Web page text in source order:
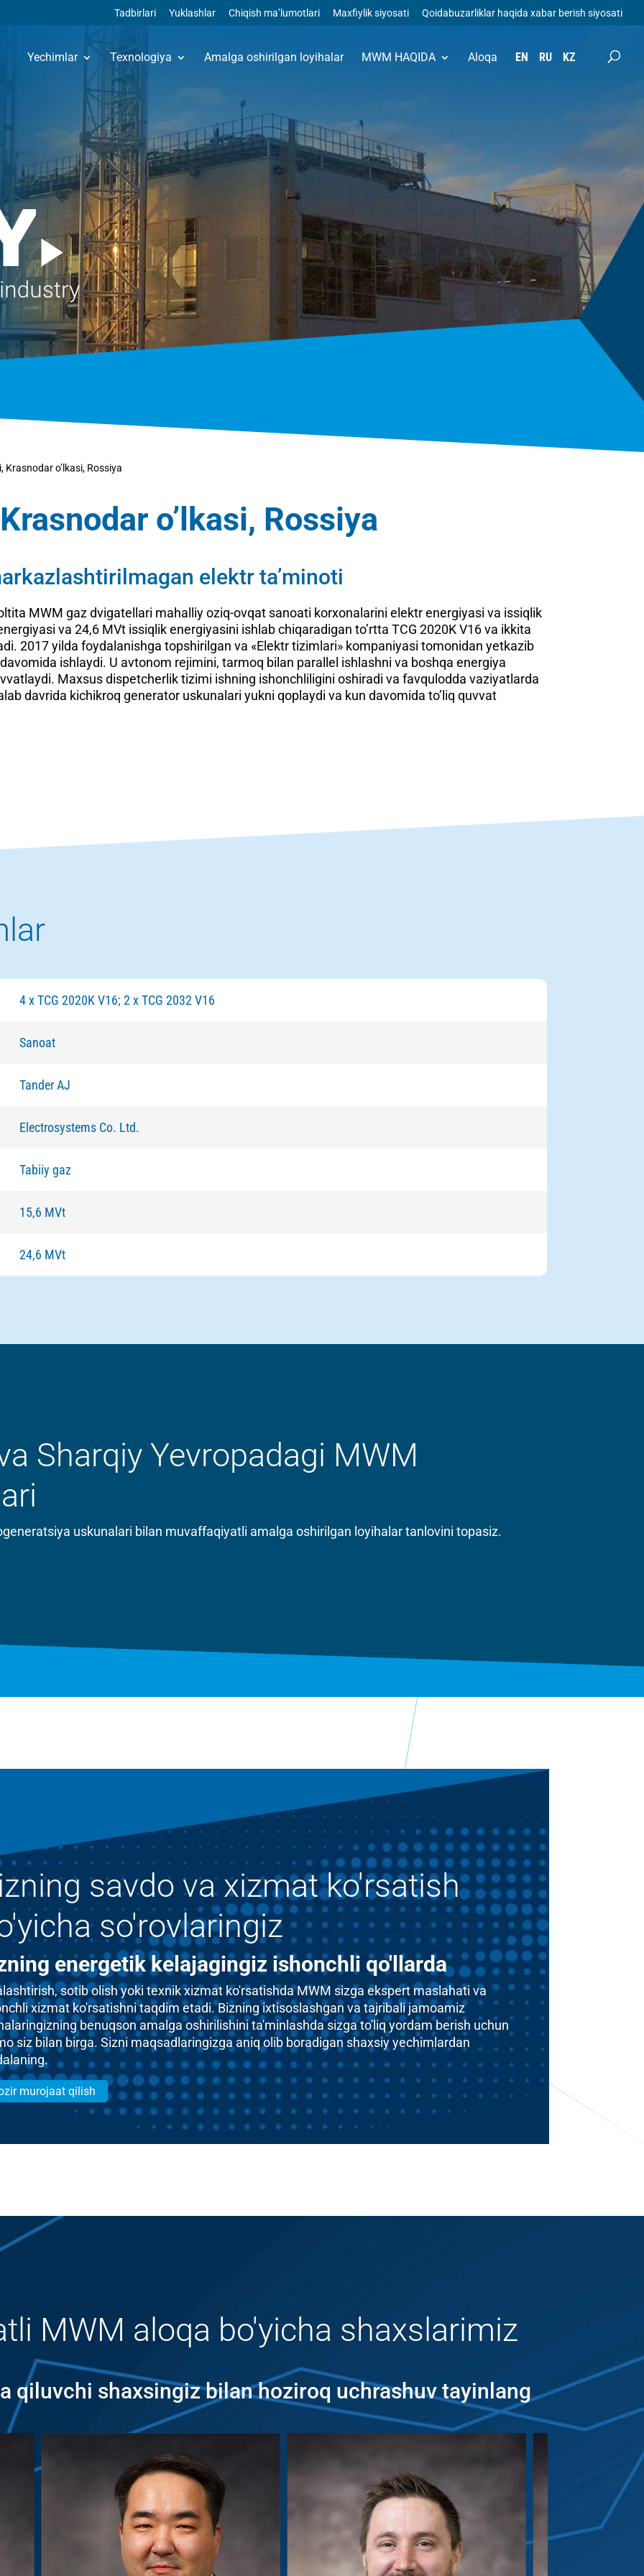
Tadbirlari Yuklashlar Chiqish ma’lumotlari Maxfiylik siyosati Qoidabuzarliklar haqida xabar berish siyosati
Yechimlar Texnologiya Amalga oshirilgan loyihalar MWM HAQIDA Aloqa EN RU KZ
Krasnodar o’lkasi, Rossiya
o’lkasi, Rossiya
elektr ta’minoti
MWM gaz dvigatellari mahalliy oziq-ovqat sanoati korxonalarini elektr energiyasi va issiqlik
va 24,6 MVt issiqlik energiyasini ishlab chiqaradigan to’rtta TCG 2020K V16 va ikkita
2017 yilda foydalanishga topshirilgan va «Elektr tizimlari» kompaniyasi tomonidan yetkazib
ishlaydi. U avtonom rejimini, tarmoq bilan parallel ishlashni va boshqa energiya
Maxsus dispetcherlik tizimi ishning ishonchliligini oshiradi va favqulodda vaziyatlarda
davrida kichikroq generator uskunalari yukni qoplaydi va kun davomida to’liq quvvat
4 x TCG 2020K V16; 2 х TCG 2032 V16
Sanoat
Tander AJ
Electrosystems Co. Ltd.
Tabiiy gaz
15,6 MVt
24,6 MVt
Sharqiy Yevropadagi MWM
uskunalari bilan muvaffaqiyatli amalga oshirilgan loyihalar tanlovini topasiz.
savdo va xizmat ko'rsatish
so'rovlaringiz
energetik kelajagingiz ishonchli qo'llarda
sotib olish yoki texnik xizmat ko'rsatishda MWM sizga ekspert maslahati va
xizmat ko'rsatishni taqdim etadi. Bizning ixtisoslashgan va tajribali jamoamiz
benuqson amalga oshirilishini ta'minlashda sizga to'liq yordam berish uchun
siz bilan birga. Sizni maqsadlaringizga aniq olib boradigan shaxsiy yechimlardan
murojaat qilish
MWM aloqa bo'yicha shaxslarimiz
qiluvchi shaxsingiz bilan hoziroq uchrashuv tayinlang